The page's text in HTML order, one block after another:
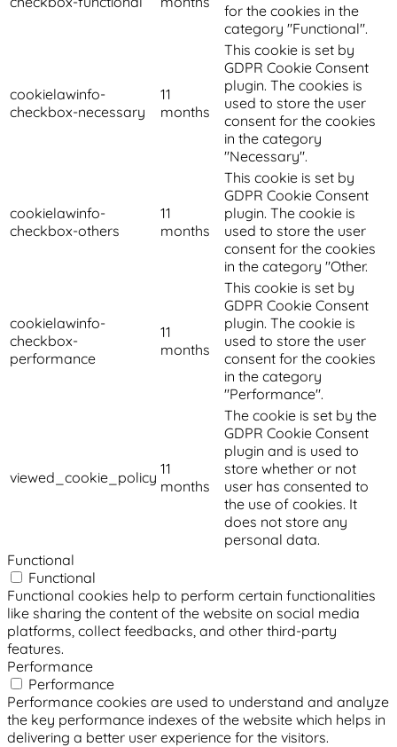
for the cookies in the
category "Functional".
cookielawinfo-
checkbox-necessary
11
months
This cookie is set by
GDPR Cookie Consent
plugin. The cookies is
used to store the user
consent for the cookies
in the category
"Necessary".
cookielawinfo-
checkbox-others
11
months
This cookie is set by
GDPR Cookie Consent
plugin. The cookie is
used to store the user
consent for the cookies
in the category "Other.
cookielawinfo-
checkbox-
performance
11
months
This cookie is set by
GDPR Cookie Consent
plugin. The cookie is
used to store the user
consent for the cookies
in the category
"Performance".
viewed_cookie_policy 11
months
The cookie is set by the
GDPR Cookie Consent
plugin and is used to
store whether or not
user has consented to
the use of cookies. It
does not store any
personal data.
Functional
Functional
Functional cookies help to perform certain functionalities
like sharing the content of the website on social media
platforms, collect feedbacks, and other third-party
features.
Performance
Performance
Performance cookies are used to understand and analyze
the key performance indexes of the website which helps in
delivering a better user experience for the visitors.